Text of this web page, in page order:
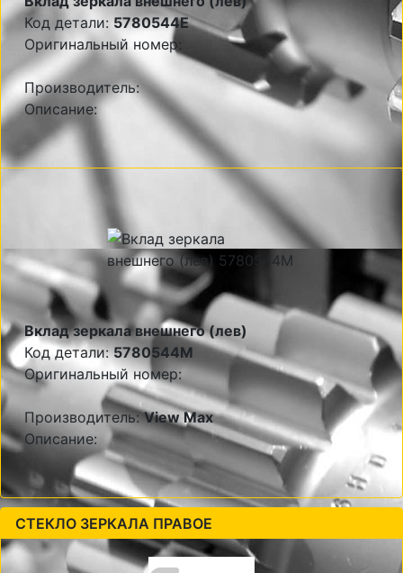
Код детали: 5780544E
Оригинальный номер:
Производитель:
Описание:
Вклад зеркала внешнего (лев)
Код детали:5780544M
Оригинальный номер:
Производитель:View Max
Описание:
СТЕКЛО ЗЕРКАЛА ПРАВОЕ